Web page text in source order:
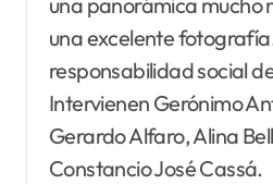
una excelente
responsabilidad social
Intervienen Gerónimo
Gerardo Alfaro, Alina
Constancio José Cassá.